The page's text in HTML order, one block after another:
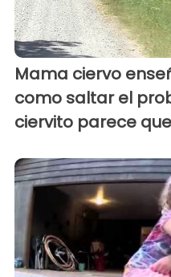
Mama ciervo
como saltar el
ciervito parece